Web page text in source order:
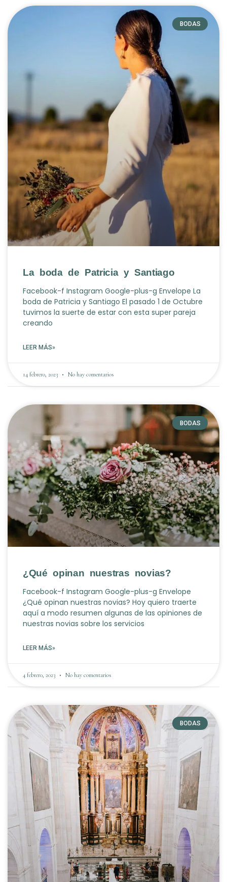
BODAS
La boda de Patricia y Santiago
Facebook-f Instagram Google-plus-g Envelope La
boda de Patricia y Santiago El pasado 1 de Octubre
tuvimos la suerte de estar con esta super pareja
creando
LEER MÁS»
14 febrero, 2023 No hay comentarios
BODAS
¿Qué opinan nuestras novias?
Facebook-f Instagram Google-plus-g Envelope
¿Qué opinan nuestras novias? Hoy quiero traerte
aquí a modo resumen algunas de las opiniones de
nuestras novias sobre los servicios
LEER MÁS»
4 febrero, 2023 No hay comentarios
BODAS